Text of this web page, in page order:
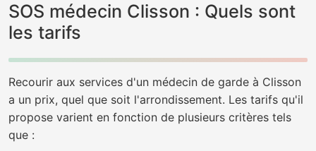
SOS médecin Clisson : Quels sont
les tarifs
Recourir aux services d'un médecin de garde à Clisson
a un prix, quel que soit l'arrondissement. Les tarifs qu'il
propose varient en fonction de plusieurs critères tels
que :